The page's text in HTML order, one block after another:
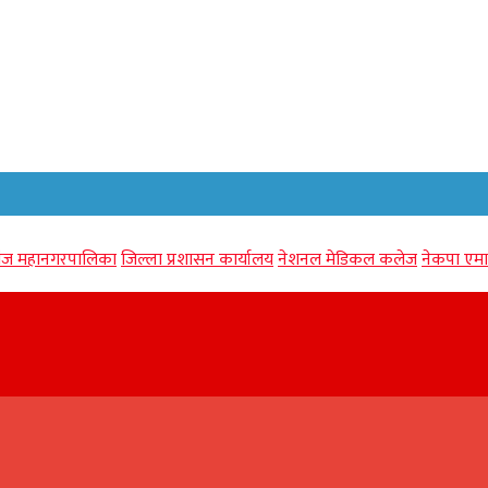
महानगरपालिकाजिल्ला प्रशासन कार्यालयनेशनल मेडिकल कलेजनेकपा